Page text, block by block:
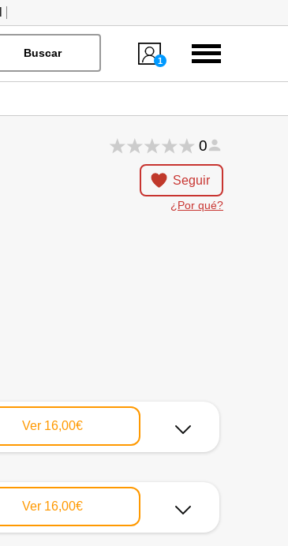
Buscar
1
Menú
0
Seguir
¿Por qué?
Ver 16,00€
Ver 16,00€